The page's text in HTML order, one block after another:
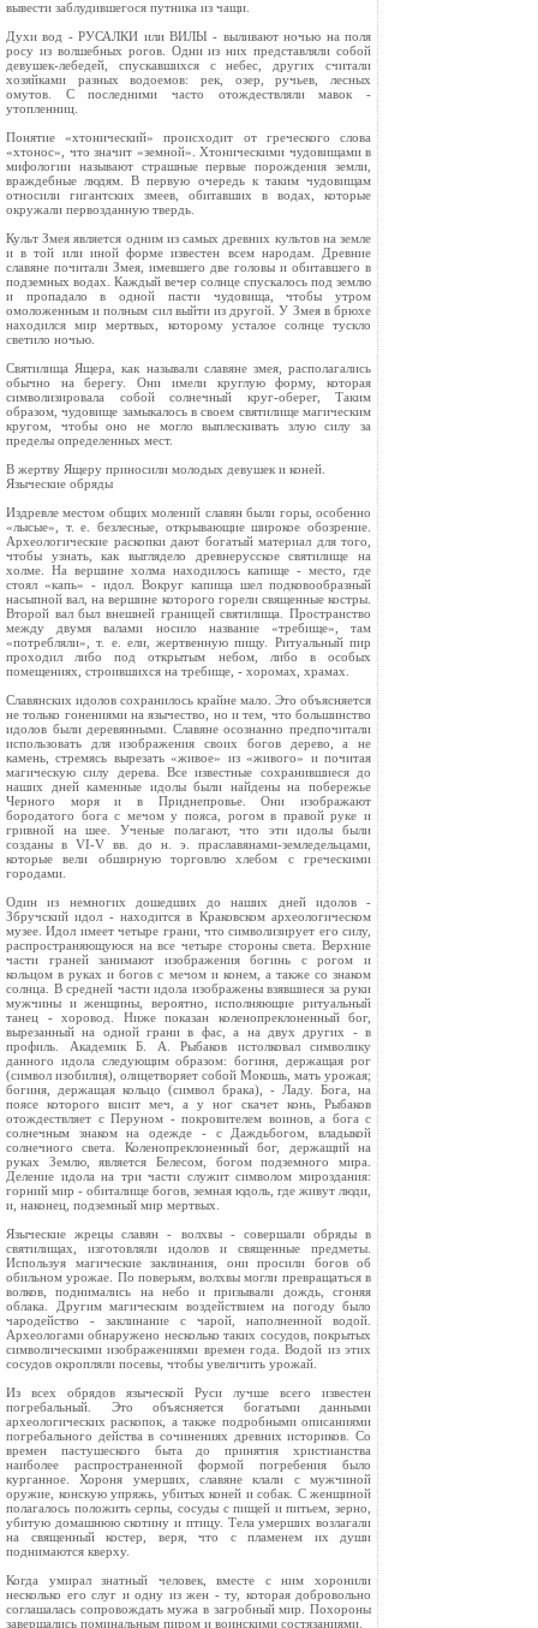
вывести заблудившегося путника из чащи.
Духи вод - РУСАЛКИ или ВИЛЫ - выливают ночью на поля
росу из волшебных рогов. Одни из них представляли собой
девушек-лебедей, спускавшихся с небес, других считали
хозяйками разных водоемов: рек, озер, ручьев, лесных
омутов. С последними часто отождествляли мавок -
утопленниц.
Понятие «хтонический» происходит от греческого слова
«хтонос», что значит «земной». Хтоническими чудовищами в
мифологии называют страшные первые порождения земли,
враждебные людям. В первую очередь к таким чудовищам
относили гигантских змеев, обитавших в водах, которые
окружали первозданную твердь.
Культ Змея является одним из самых древних культов на земле
и в той или иной форме известен всем народам. Древние
славяне почитали Змея, имевшего две головы и обитавшего в
подземных водах. Каждый вечер солнце спускалось под землю
и пропадало в одной пасти чудовища, чтобы утром
омоложенным и полным сил выйти из другой. У Змея в брюхе
находился мир мертвых, которому усталое солнце тускло
светило ночью.
Cвятилища Ящера, как называли славяне змея, располагались
обычно на берегу. Они имели круглую форму, которая
символизировала собой солнечный круг-оберег, Таким
образом, чудовище замыкалось в своем святилище магическим
кругом, чтобы оно не могло выплескивать злую силу за
пределы определенных мест.
В жертву Ящеру приносили молодых девушек и коней.
Языческие обряды
Издревле местом общих молений славян были горы, особенно
«лысые», т. е. безлесные, открывающие широкое обозрение.
Археологические раскопки дают богатый материал для того,
чтобы узнать, как выглядело древнерусское святилище на
холме. На вершине холма находилось капище - место, где
стоял «капь» - идол. Вокруг капища шел подковообразный
насыпной вал, на вершине которого горели священные костры.
Второй вал был внешней границей святилища. Пространство
между двумя валами носило название «требище», там
«потребляли», т. е. ели, жертвенную пищу. Ритуальный пир
проходил либо под открытым небом, либо в особых
помещениях, строившихся на требище, - хоромах, храмах.
Славянских идолов сохранилось крайне мало. Это объясняется
не только гонениями на язычество, но и тем, что большинство
идолов были деревянными. Славяне осознанно предпочитали
использовать для изображения своих богов дерево, а не
камень, стремясь вырезать «живое» из «живого» и почитая
магическую силу дерева. Все известные сохранившиеся до
наших дней каменные идолы были найдены на побережье
Черного моря и в Приднепровье. Они изображают
бородатого бога с мечом у пояса, рогом в правой руке и
гривной на шее. Ученые полагают, что эти идолы были
созданы в VI-V вв. до н. э. праславянами-земледельцами,
которые вели обширную торговлю хлебом с греческими
городами.
Один из немногих дошедших до наших дней идолов -
Збручский идол - находится в Краковском археологическом
музее. Идол имеет четыре грани, что символизирует его силу,
распространяющуюся на все четыре стороны света. Верхние
части граней занимают изображения богинь с рогом и
кольцом в руках и богов с мечом и конем, а также со знаком
солнца. В средней части идола изображены взявшиеся за руки
мужчины и женщины, вероятно, исполняющие ритуальный
танец - хоровод. Ниже показан коленопреклоненный бог,
вырезанный на одной грани в фас, а на двух других - в
профиль. Академик Б. А. Рыбаков истолковал символику
данного идола следующим образом: богиня, держащая рог
(символ изобилия), олицетворяет собой Мокошь, мать урожая;
богиня, держащая кольцо (символ брака), - Ладу. Бога, на
поясе которого висит меч, а у ног скачет конь, Рыбаков
отождествляет с Перуном - покровителем воинов, а бога с
солнечным знаком на одежде - с Даждьбогом, владыкой
солнечного света. Коленопреклоненный бог, держащий на
руках Землю, является Белесом, богом подземного мира.
Деление идола на три части служит символом мироздания:
горний мир - обиталище богов, земная юдоль, где живут люди,
и, наконец, подземный мир мертвых.
Языческие жрецы славян - волхвы - совершали обряды в
святилищах, изготовляли идолов и священные предметы.
Используя магические заклинания, они просили богов об
обильном урожае. По поверьям, волхвы могли превращаться в
волков, поднимались на небо и призывали дождь, сгоняя
облака. Другим магическим воздействием на погоду было
чародейство - заклинание с чарой, наполненной водой.
Археологами обнаружено несколько таких сосудов, покрытых
символическими изображениями времен года. Водой из этих
сосудов окропляли посевы, чтобы увеличить урожай.
Из всех обрядов языческой Руси лучше всего известен
погребальный. Это объясняется богатыми данными
археологических раскопок, а также подробными описаниями
погребального действа в сочинениях древних историков. Со
времен пастушеского быта до принятия христианства
наиболее распространенной формой погребения было
курганное. Хороня умерших, славяне клали с мужчиной
оружие, конскую упряжь, убитых коней и собак. С женщиной
полагалось положить серпы, сосуды с пищей и питьем, зерно,
убитую домашнюю скотину и птицу. Тела умерших возлагали
на священный костер, веря, что с пламенем их души
поднимаются кверху.
Когда умирал знатный человек, вместе с ним хоронили
несколько его слуг и одну из жен - ту, которая добровольно
соглашалась сопровождать мужа в загробный мир. Похороны
завершались поминальным пиром и воинскими состязаниями.